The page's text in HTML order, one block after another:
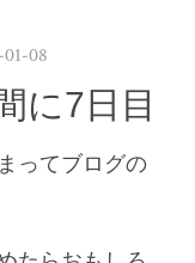
08
に7日目
ってブログの